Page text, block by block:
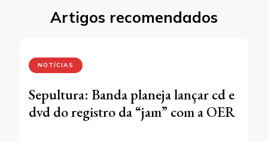
Artigos recomendados
NOTÍCIAS
Sepultura: Banda planeja lançar cd e
dvd do registro da “jam” com a OER